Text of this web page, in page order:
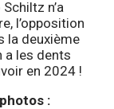
n’a
l’opposition
la deuxième
a les dents
en 2024 !
: